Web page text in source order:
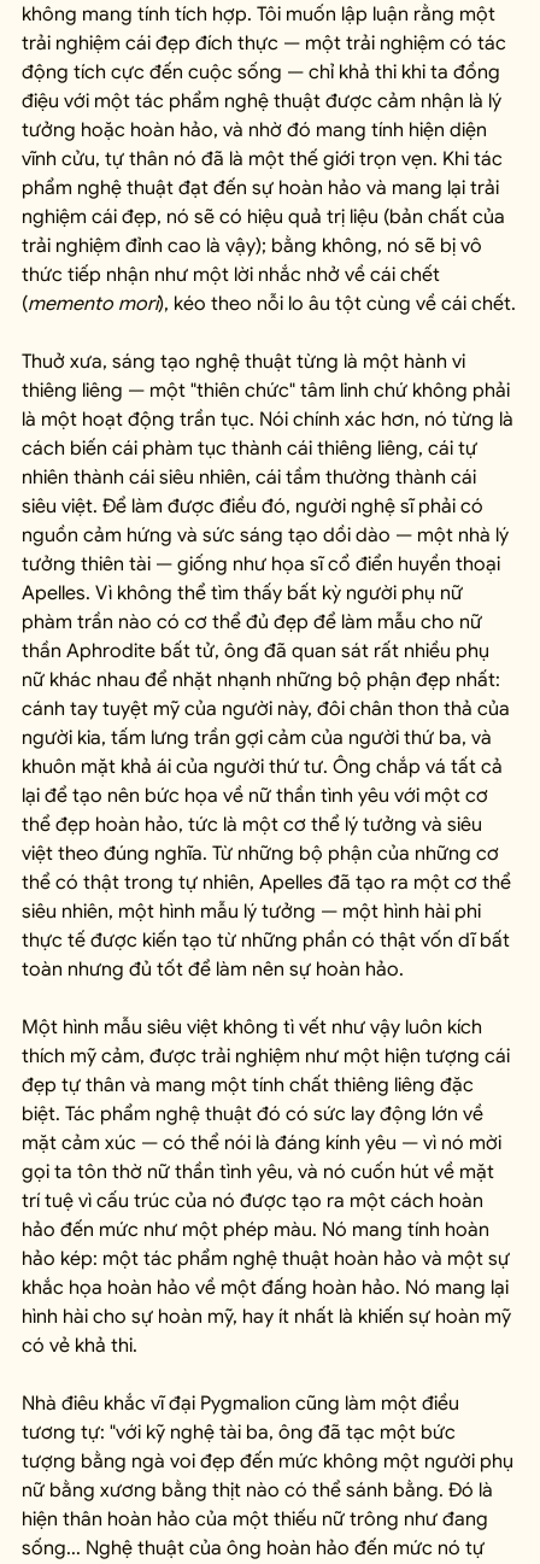
không mang tính tích hợp. Tôi muốn lập luận rằng một
trải nghiệm cái đẹp đích thực — một trải nghiệm có tác
động tích cực đến cuộc sống — chỉ khả thi khi ta đồng
điệu với một tác phẩm nghệ thuật được cảm nhận là lý
tưởng hoặc hoàn hảo, và nhờ đó mang tính hiện diện
vĩnh cửu, tự thân nó đã là một thế giới trọn vẹn. Khi tác
phẩm nghệ thuật đạt đến sự hoàn hảo và mang lại trải
nghiệm cái đẹp, nó sẽ có hiệu quả trị liệu (bản chất của
trải nghiệm đỉnh cao là vậy); bằng không, nó sẽ bị vô
thức tiếp nhận như một lời nhắc nhở về cái chết
(memento mori), kéo theo nỗi lo âu tột cùng về cái chết.
Thuở xưa, sáng tạo nghệ thuật từng là một hành vi
thiêng liêng — một "thiên chức" tâm linh chứ không phải
là một hoạt động trần tục. Nói chính xác hơn, nó từng là
cách biến cái phàm tục thành cái thiêng liêng, cái tự
nhiên thành cái siêu nhiên, cái tầm thường thành cái
siêu việt. Để làm được điều đó, người nghệ sĩ phải có
nguồn cảm hứng và sức sáng tạo dồi dào — một nhà lý
tưởng thiên tài — giống như họa sĩ cổ điển huyền thoại
Apelles. Vì không thể tìm thấy bất kỳ người phụ nữ
phàm trần nào có cơ thể đủ đẹp để làm mẫu cho nữ
thần Aphrodite bất tử, ông đã quan sát rất nhiều phụ
nữ khác nhau để nhặt nhạnh những bộ phận đẹp nhất:
cánh tay tuyệt mỹ của người này, đôi chân thon thả của
người kia, tấm lưng trần gợi cảm của người thứ ba, và
khuôn mặt khả ái của người thứ tư. Ông chắp vá tất cả
lại để tạo nên bức họa về nữ thần tình yêu với một cơ
thể đẹp hoàn hảo, tức là một cơ thể lý tưởng và siêu
việt theo đúng nghĩa. Từ những bộ phận của những cơ
thể có thật trong tự nhiên, Apelles đã tạo ra một cơ thể
siêu nhiên, một hình mẫu lý tưởng — một hình hài phi
thực tế được kiến tạo từ những phần có thật vốn dĩ bất
toàn nhưng đủ tốt để làm nên sự hoàn hảo.
Một hình mẫu siêu việt không tì vết như vậy luôn kích
thích mỹ cảm, được trải nghiệm như một hiện tượng cái
đẹp tự thân và mang một tính chất thiêng liêng đặc
biệt. Tác phẩm nghệ thuật đó có sức lay động lớn về
mặt cảm xúc — có thể nói là đáng kính yêu — vì nó mời
gọi ta tôn thờ nữ thần tình yêu, và nó cuốn hút về mặt
trí tuệ vì cấu trúc của nó được tạo ra một cách hoàn
hảo đến mức như một phép màu. Nó mang tính hoàn
hảo kép: một tác phẩm nghệ thuật hoàn hảo và một sự
khắc họa hoàn hảo về một đấng hoàn hảo. Nó mang lại
hình hài cho sự hoàn mỹ, hay ít nhất là khiến sự hoàn mỹ
có vẻ khả thi.
Nhà điêu khắc vĩ đại Pygmalion cũng làm một điều
tương tự: "với kỹ nghệ tài ba, ông đã tạc một bức
tượng bằng ngà voi đẹp đến mức không một người phụ
nữ bằng xương bằng thịt nào có thể sánh bằng. Đó là
hiện thân hoàn hảo của một thiếu nữ trông như đang
sống... Nghệ thuật của ông hoàn hảo đến mức nó tự